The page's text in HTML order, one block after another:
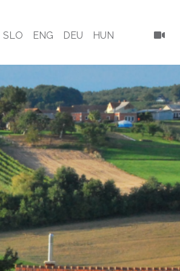
SLO ENG DEU HUN